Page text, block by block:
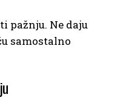
pažnju. Ne daju
samostalno